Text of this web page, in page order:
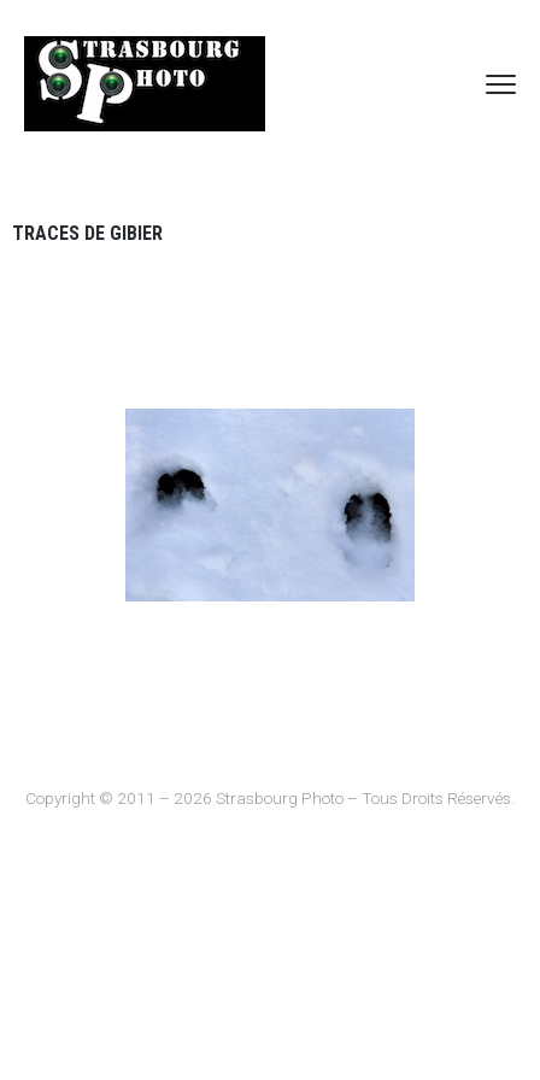
TRACES DE GIBIER
Copyright © 2011 – 2026 Strasbourg Photo – Tous Droits Réservés.